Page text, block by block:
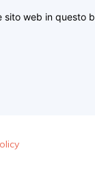
sito web in questo